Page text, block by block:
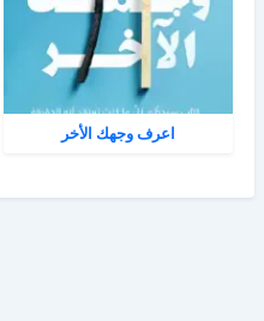
اعرف وجهك الأخر